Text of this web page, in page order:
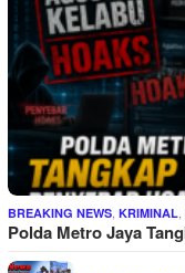
BREAKING NEWS KRIMINAL
Polda Metro Jaya